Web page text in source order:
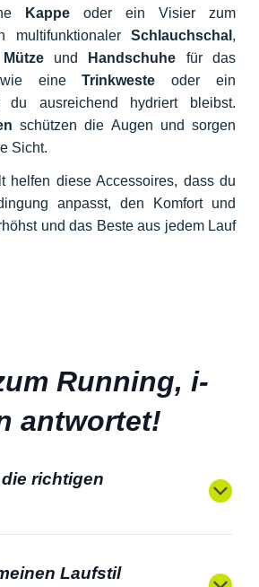
Kappe oder ein Visier zum
multifunktionaler Schlauchschal ,
und Handschuhe für das
eine Trinkweste oder ein
du ausreichend hydriert bleibst.
schützen die Augen und sorgen
Sicht.
helfen diese Accessoires, dass du
anpasst, den Komfort und
und das Beste aus jedem Lauf
Running, i-
antwortet!
richtigen
Laufstil